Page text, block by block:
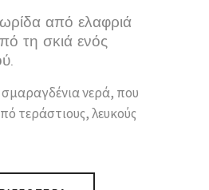
από ελαφριά
τη σκιά ενός
νερά, που
τεράστιους, λευκούς